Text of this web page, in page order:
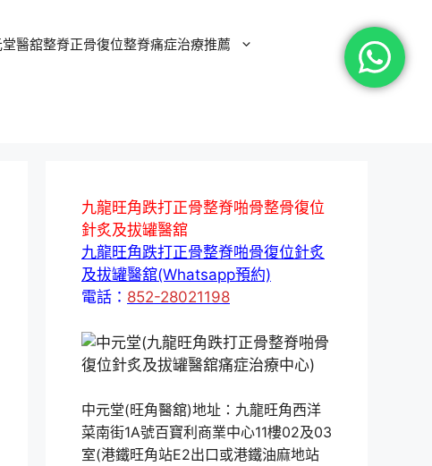
醫舘整脊正骨復位整脊痛症治療推薦
九龍旺角跌打正骨整脊啪骨整骨復位
針炙及拔罐醫舘
九龍旺角跌打正骨整脊啪骨復位針炙
及拔罐醫舘(Whatsapp預約)
電話： 852-28021198
中元堂(旺角醫舘)地址：九龍旺角西洋
菜南街1A號百寶利商業中心11樓02及03
室(港鐵旺角站E2出口或港鐵油麻地站